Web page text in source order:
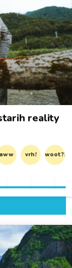
reality
aww vrh! woot?!